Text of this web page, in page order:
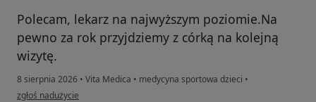
Polecam, lekarz na najwyższym poziomie.Na
pewno za rok przyjdziemy z córką na kolejną
wizytę.
8 sierpnia 2026 • Vita Medica • medycyna sportowa dzieci •
w opinii użytkownika Renata Sz.
zgłoś nadużycie